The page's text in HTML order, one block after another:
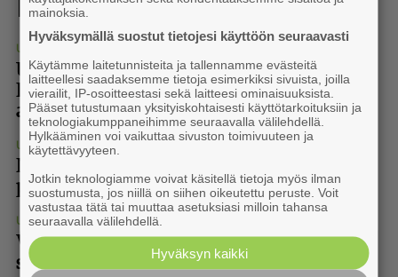
UUTISET 6.8.2026 15.35
Uusi Ota koppi -vihkonen taas jaossa:
Kansa­lai­so­piston syksy on juhlaa ja
arjen turvaa
UUTISET 6.8.2026 13.00
Nykyisten uintilippujen voimassaolo
päättyy hallin myötä
UUTISET 6.8.2026 11.30
Vasta 11-vuotias monitaituri on myös
suuri Lapua-fani
mainoksia.
Hyväksymällä suostut tietojesi käyttöön seuraavasti
Käytämme laitetunnisteita ja tallennamme evästeitä
laitteellesi saadaksemme tietoja esimerkiksi sivuista, joilla
vierailit, IP-osoitteestasi sekä laitteesi ominaisuuksista.
Pääset tutustumaan yksityiskohtaisesti käyttötarkoituksiin ja
teknologiakumppaneihimme seuraavalla välilehdellä.
Hylkääminen voi vaikuttaa sivuston toimivuuteen ja
käytettävyyteen.
Jotkin teknologiamme voivat käsitellä tietoja myös ilman
suostumusta, jos niillä on siihen oikeutettu peruste. Voit
vastustaa tätä tai muuttaa asetuksiasi milloin tahansa
seuraavalla välilehdellä.
Hyväksyn kaikki